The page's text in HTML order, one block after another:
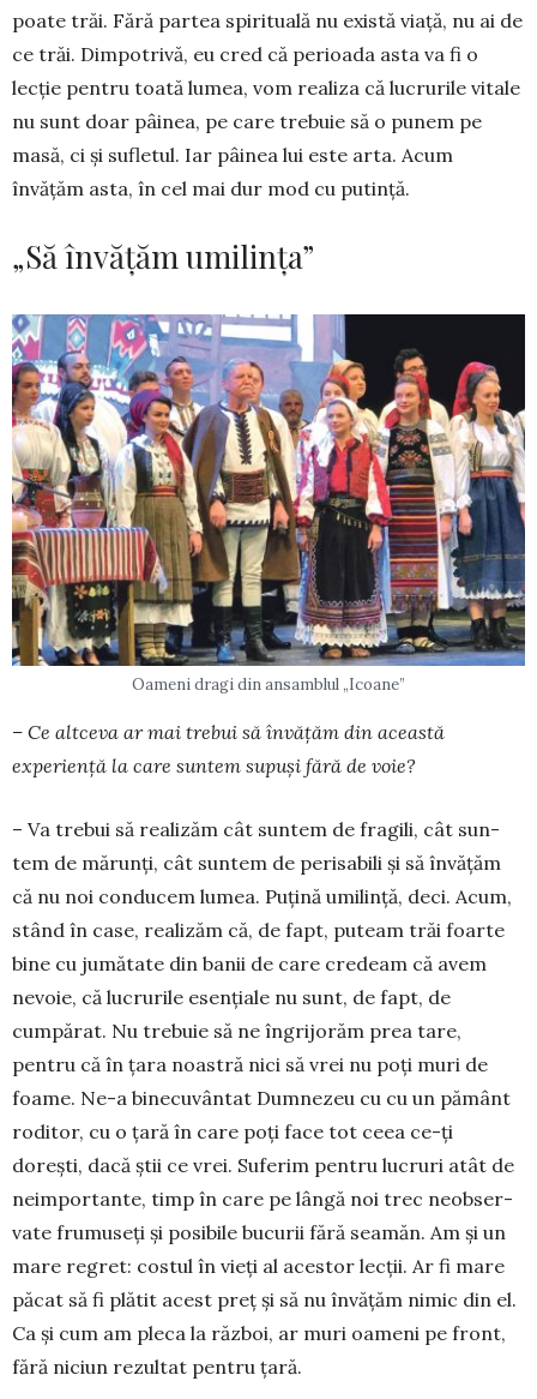
poate trăi. Fără partea spirituală nu există viaţă, nu ai de
ce trăi. Dimpotrivă, eu cred că perioada asta va fi o
lecţie pentru toată lumea, vom realiza că lucrurile vitale
nu sunt doar pâinea, pe care trebuie să o punem pe
masă, ci și sufletul. Iar pâinea lui este arta. Acum
învăţăm asta, în cel mai dur mod cu putinţă.
„Să învățăm umilința”
Oameni dragi din ansamblul „Icoane”
– Ce altceva ar mai trebui să învăţăm din a­ceastă
experienţă la care suntem supuşi fără de voie?
– Va trebui să rea­lizăm cât suntem de fragili, cât sun­
tem de mărunţi, cât suntem de perisabili şi să învăţăm
că nu noi conducem lu­mea. Puţină umi­lin­ţă, deci. Acum,
stând în case, realizăm că, de fapt, puteam trăi foarte
bine cu ju­mă­tate din banii de ca­re credeam că avem
nevoie, că lucrurile esenţiale nu sunt, de fapt, de
cumpărat. Nu trebuie să ne îngrijorăm prea tare,
pentru că în ţara noastră nici să vrei nu poţi muri de
foame. Ne-a binecu­vân­tat Dumnezeu cu cu un pământ
roditor, cu o ţară în care poţi face tot ceea ce-ţi
doreşti, dacă ştii ce vrei. Suferim pentru lucruri atât de
neim­portante, timp în care pe lângă noi trec neobser­
vate frumuseţi şi posibile bucurii fără seamăn. Am şi un
mare regret: costul în vieţi al acestor lecţii. Ar fi mare
păcat să fi plătit acest preţ şi să nu învăţăm nimic din el.
Ca şi cum am pleca la răz­boi, ar muri oameni pe front,
fără niciun rezultat pentru ţară.